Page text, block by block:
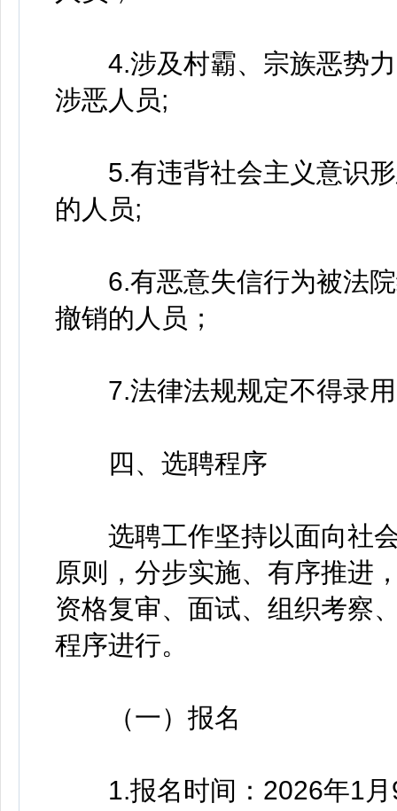
4.涉及村霸、宗族恶势力
涉恶人员;
5.有违背社会主义意识形
的人员;
6.有恶意失信行为被法院
撤销的人员；
7.法律法规规定不得录用
四、选聘程序
选聘工作坚持以面向社会
原则，分步实施、有序推进
资格复审、面试、组织考察
程序进行。
（一）报名
1.报名时间：2026年1月